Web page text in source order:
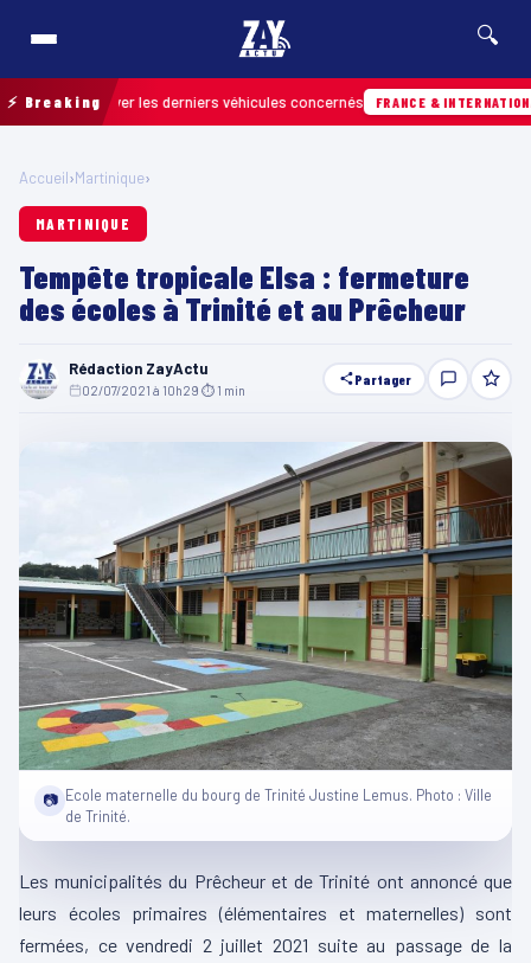
🔍
⚡ Breaking
retrouver les derniers véhicules concernés FRANCE & INTERNATIONALE
Accueil›Martinique›
MARTINIQUE
Tempête tropicale Elsa : fermeture
des écoles à Trinité et au Prêcheur
Rédaction ZayActu
02/07/2021 à 10h29 ⏱ 1 min
Partager
📷 Ecole maternelle du bourg de Trinité Justine Lemus. Photo : Ville
de Trinité.
Les municipalités du Prêcheur et de Trinité ont annoncé que
leurs écoles primaires (élémentaires et maternelles) sont
fermées, ce vendredi 2 juillet 2021 suite au passage de la